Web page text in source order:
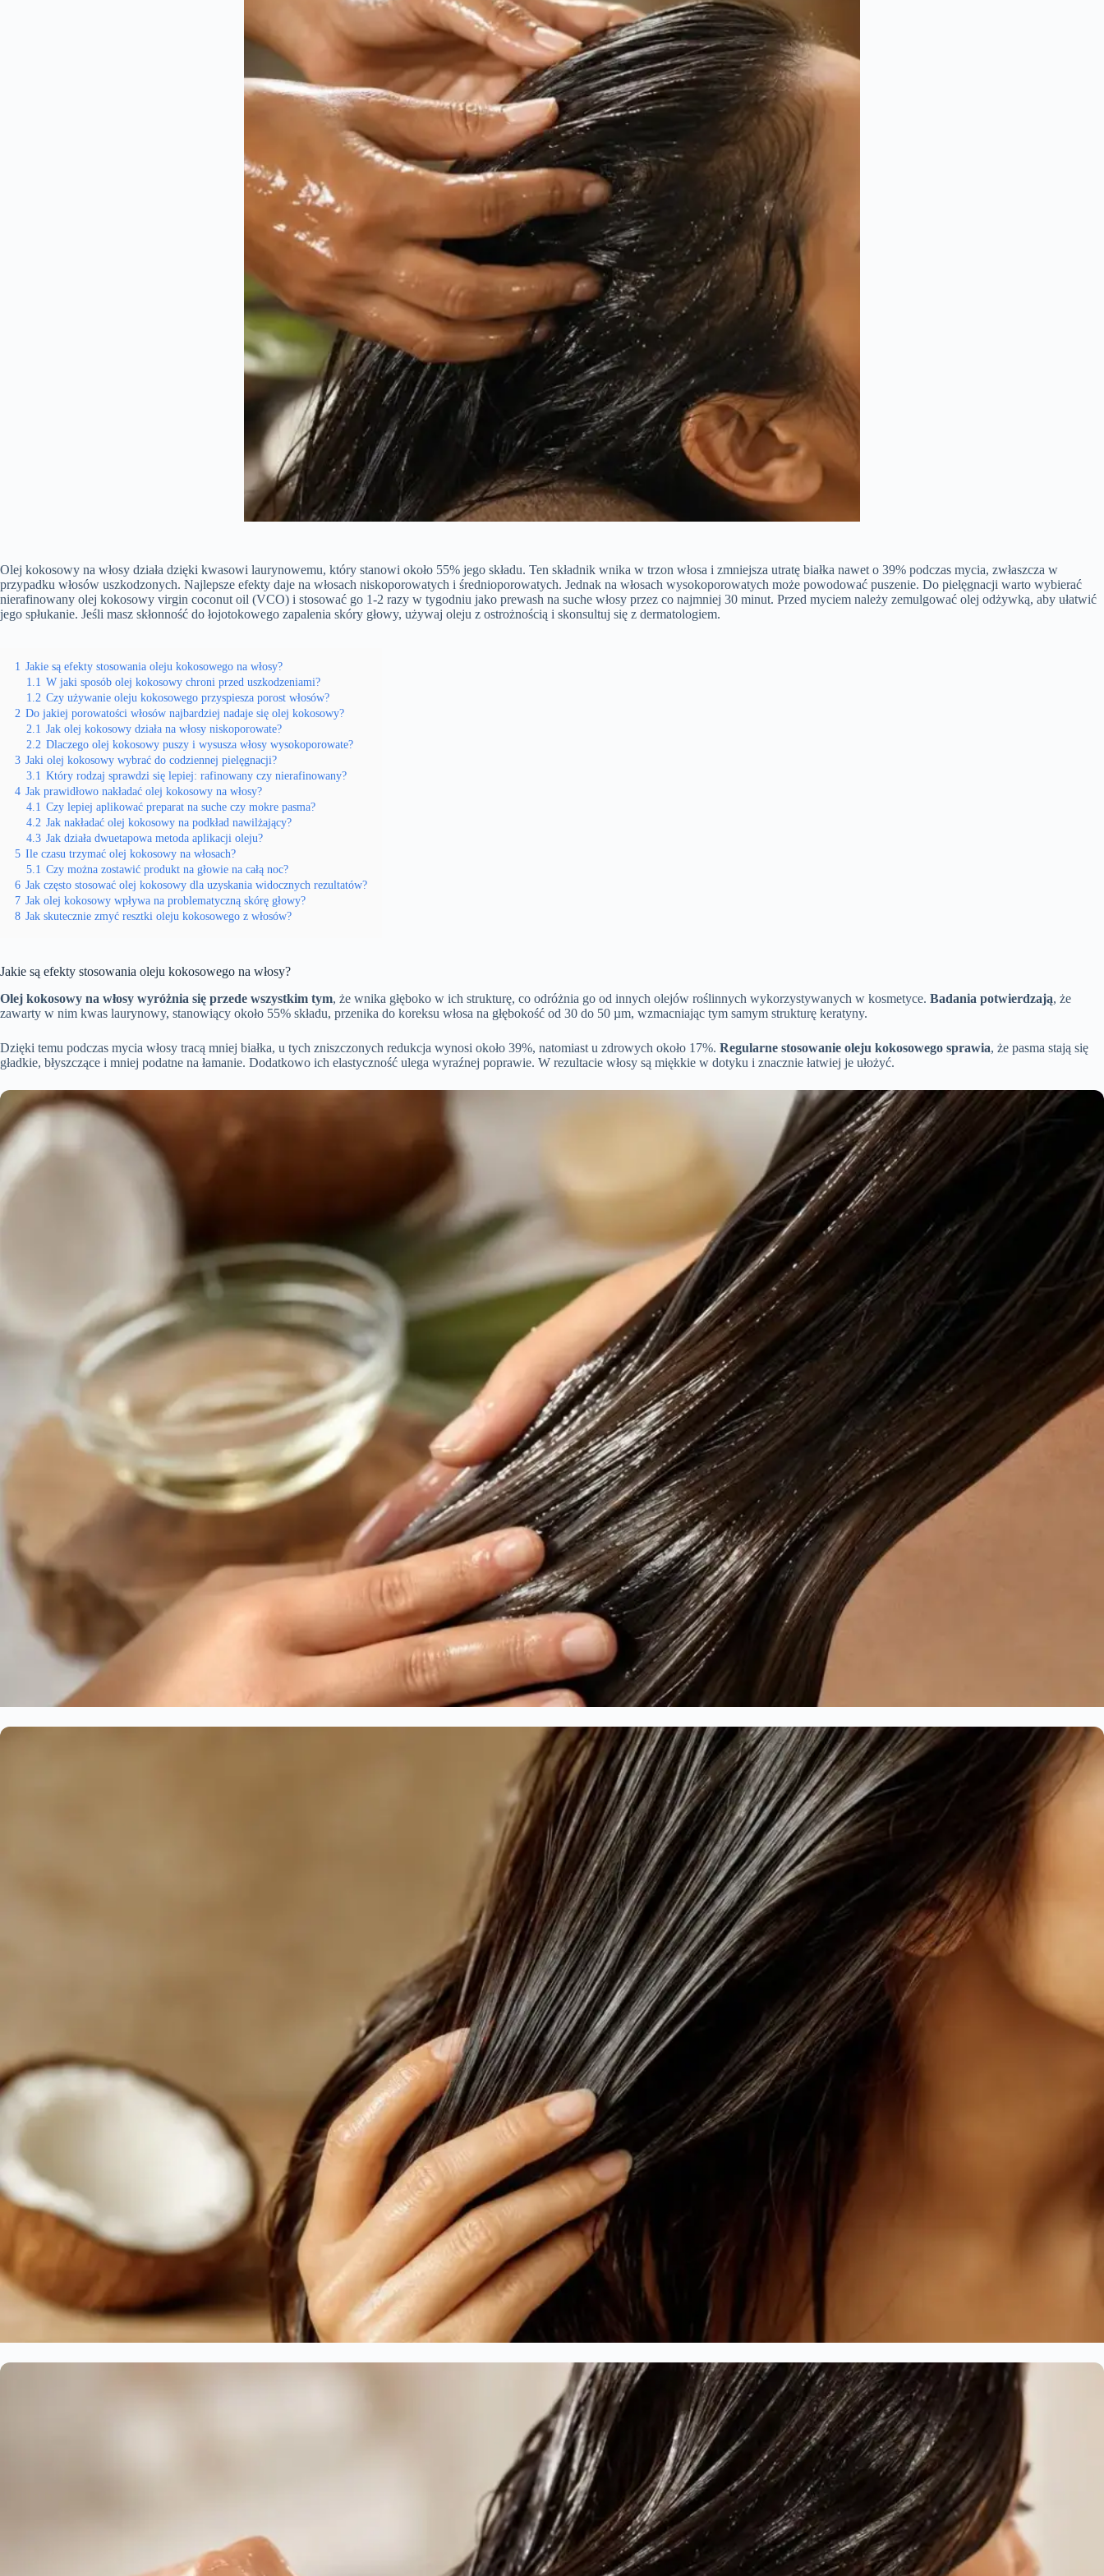
Olej kokosowy na włosy działa dzięki kwasowi laurynowemu, który stanowi około 55% jego składu. Ten składnik wnika w trzon włosa i zmniejsza utratę białka nawet o 39% podczas mycia, zwłaszcza w
przypadku włosów uszkodzonych. Najlepsze efekty daje na włosach niskoporowatych i średnioporowatych. Jednak na włosach wysokoporowatych może powodować puszenie. Do pielęgnacji warto wybierać
nierafinowany olej kokosowy virgin coconut oil (VCO) i stosować go 1-2 razy w tygodniu jako prewash na suche włosy przez co najmniej 30 minut. Przed myciem należy zemulgować olej odżywką, aby ułatwić
jego spłukanie. Jeśli masz skłonność do łojotokowego zapalenia skóry głowy, używaj oleju z ostrożnością i skonsultuj się z dermatologiem.
1 Jakie są efekty stosowania oleju kokosowego na włosy?
1.1 W jaki sposób olej kokosowy chroni przed uszkodzeniami?
1.2 Czy używanie oleju kokosowego przyspiesza porost włosów?
2 Do jakiej porowatości włosów najbardziej nadaje się olej kokosowy?
2.1 Jak olej kokosowy działa na włosy niskoporowate?
2.2 Dlaczego olej kokosowy puszy i wysusza włosy wysokoporowate?
3 Jaki olej kokosowy wybrać do codziennej pielęgnacji?
3.1 Który rodzaj sprawdzi się lepiej: rafinowany czy nierafinowany?
4 Jak prawidłowo nakładać olej kokosowy na włosy?
4.1 Czy lepiej aplikować preparat na suche czy mokre pasma?
4.2 Jak nakładać olej kokosowy na podkład nawilżający?
4.3 Jak działa dwuetapowa metoda aplikacji oleju?
5 Ile czasu trzymać olej kokosowy na włosach?
5.1 Czy można zostawić produkt na głowie na całą noc?
6 Jak często stosować olej kokosowy dla uzyskania widocznych rezultatów?
7 Jak olej kokosowy wpływa na problematyczną skórę głowy?
8 Jak skutecznie zmyć resztki oleju kokosowego z włosów?
Jakie są efekty stosowania oleju kokosowego na włosy?
Olej kokosowy na włosy wyróżnia się przede wszystkim tym, że wnika głęboko w ich strukturę, co odróżnia go od innych olejów roślinnych wykorzystywanych w kosmetyce. Badania potwierdzają, że
zawarty w nim kwas laurynowy, stanowiący około 55% składu, przenika do koreksu włosa na głębokość od 30 do 50 µm, wzmacniając tym samym strukturę keratyny.
Dzięki temu podczas mycia włosy tracą mniej białka, u tych zniszczonych redukcja wynosi około 39%, natomiast u zdrowych około 17%. Regularne stosowanie oleju kokosowego sprawia, że pasma stają się
gładkie, błyszczące i mniej podatne na łamanie. Dodatkowo ich elastyczność ulega wyraźnej poprawie. W rezultacie włosy są miękkie w dotyku i znacznie łatwiej je ułożyć.